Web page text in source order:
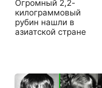
Огромный 2,2-
килограммовый
рубин нашли в
азиатской стране